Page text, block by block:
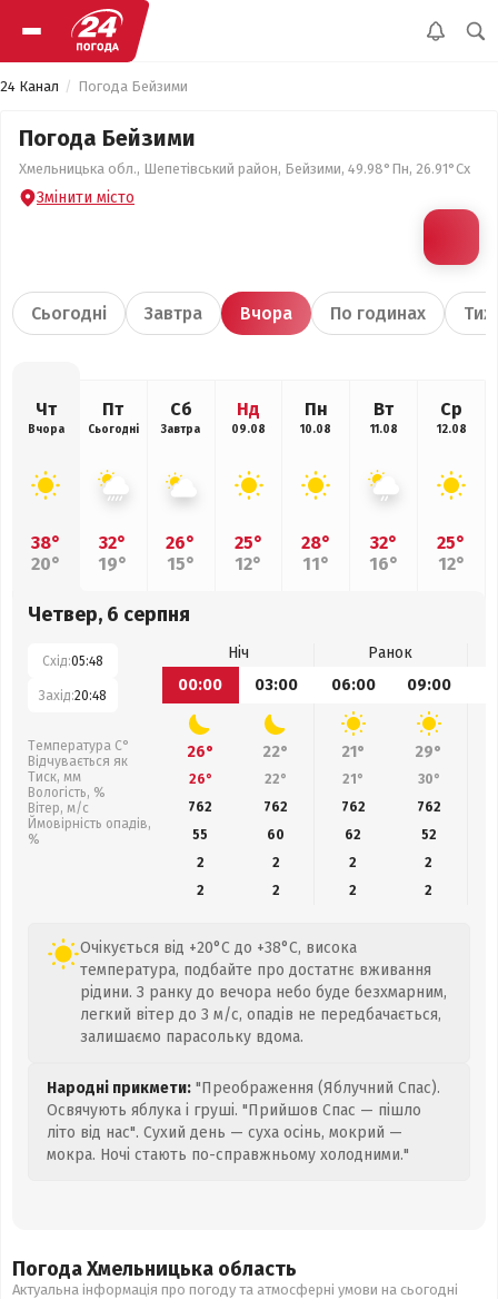
24 Канал Погода Бейзими
Погода Бейзими
Хмельницька обл., Шепетівський район, Бейзими, 49.98°Пн, 26.91°Сх
Змінити місто
Сьогодні Завтра Вчора По годинах
Чт
Вчора
38°
20°
Пт
Сьогодні
32°
19°
Сб
Завтра
26°
15°
Нд
09.08
25°
12°
Пн
10.08
28°
11°
Вт
11.08
32°
16°
Ср
12.08
25°
12°
Четвер, 6 серпня
Схід:05:48
Захід:20:48
Температура С°
Відчувається як
Тиск, мм
Вологість, %
Вітер, м/с
Ймовірність опадів,
%
Ніч
Ранок
00:00
03:00 06:00 09:00
26° 22° 21° 29°
26° 22° 21° 30°
762
762 762 762
55
60 62
52
2
2 2
2
2
2 2 2
Очікується від +20°C до +38°C, висока
температура, подбайте про достатнє вживання
рідини. З ранку до вечора небо буде безхмарним,
легкий вітер до 3 м/с, опадів не передбачається,
залишаємо парасольку вдома.
Народні прикмети: "Преображення (Яблучний Спас).
Освячують яблука і груші. "Прийшов Спас — пішло
літо від нас". Сухий день — суха осінь, мокрий —
мокра. Ночі стають по-справжньому холодними."
Погода Хмельницька область
Актуальна інформація про погоду та атмосферні умови на сьогодні